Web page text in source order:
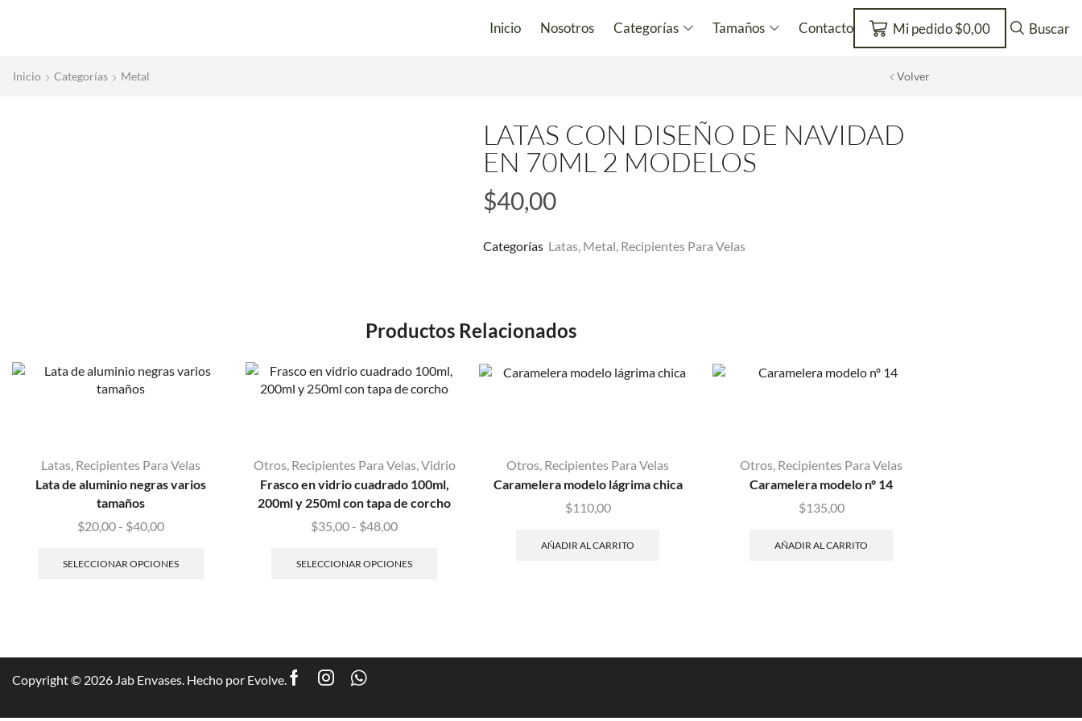
Inicio Nosotros Categorías Tamaños Contacto Mi pedido$0,00 Buscar
Inicio Categorías Metal Volver
LATAS CON DISEÑO DE NAVIDAD
EN 70ML 2 MODELOS
$40,00
Categorías Latas, Metal, Recipientes Para Velas
Productos Relacionados
Latas, Recipientes Para Velas
Lata de aluminio negras varios
tamaños
$20,00 - $40,00
SELECCIONAR OPCIONES
Otros, Recipientes Para Velas,Vidrio
Frasco en vidrio cuadrado 100ml,
200ml y 250ml con tapa de corcho
$35,00 - $48,00
SELECCIONAR OPCIONES
Otros, Recipientes Para Velas
Caramelera modelo lágrima chica
$110,00
AÑADIR AL CARRITO
Otros, Recipientes Para Velas
Caramelera modelo nº 14
$135,00
AÑADIR AL CARRITO
Copyright © 2026 Jab Envases. Hecho por Evolve.